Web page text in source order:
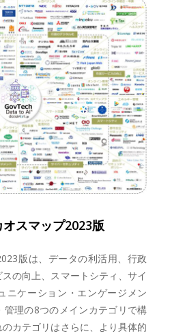
スマップ2023版
版は、データの利活用、行政
の向上、スマートシティ、サイ
ニケーション・エンゲージメン
管理の8つのメインカテゴリで構
カテゴリはさらに、より具体的